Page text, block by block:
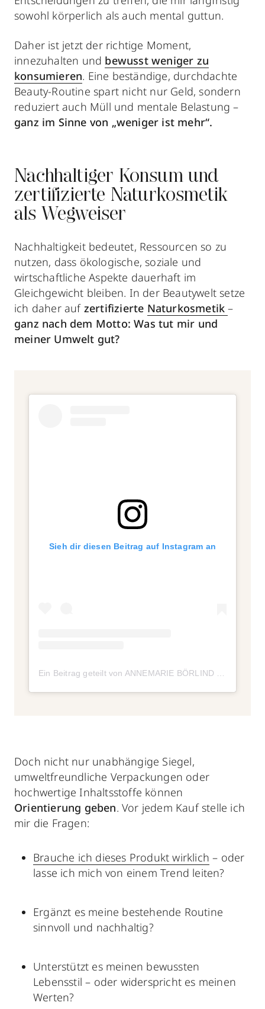
sowohl körperlich als auch mental guttun.
Daher ist jetzt der richtige Moment,
innezuhalten und bewusst weniger zu
konsumieren. Eine beständige, durchdachte
Beauty-Routine spart nicht nur Geld, sondern
reduziert auch Müll und mentale Belastung –
ganz im Sinne von „weniger ist mehr“.
Nachhaltiger Konsum und
zertifizierte Naturkosmetik
als Wegweiser
Nachhaltigkeit bedeutet, Ressourcen so zu
nutzen, dass ökologische, soziale und
wirtschaftliche Aspekte dauerhaft im
Gleichgewicht bleiben. In der Beautywelt setze
ich daher auf zertifizierte Naturkosmetik –
ganz nach dem Motto: Was tut mir und
meiner Umwelt gut?
Sieh dir diesen Beitrag auf Instagram an
Doch nicht nur unabhängige Siegel,
umweltfreundliche Verpackungen oder
hochwertige Inhaltsstoffe können
Orientierung geben. Vor jedem Kauf stelle ich
mir die Fragen:
Brauche ich dieses Produkt wirklich – oder
lasse ich mich von einem Trend leiten?
Ergänzt es meine bestehende Routine
sinnvoll und nachhaltig?
Unterstützt es meinen bewussten
Lebensstil – oder widerspricht es meinen
Werten?